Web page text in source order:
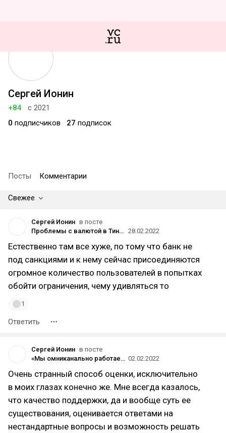
Сергей Ионин
+84
с 2021
0 подписчиков 27 подписок
Посты Комментарии
Свежее
Сергей Ионин в посте
Проблемы с валютой в Тинькофф несравнимо серьезней, чем в других банках 28.02.2022
Естественно там все хуже, по тому что банк не
под санкциями и к нему сейчас присоединяются
огромное количество пользователей в попытках
обойти ограничения, чему удивляться то
1
Ответить
Сергей Ионин в посте
«Мы омниканально работаем с вопросами клиентов» — говорят интернет-магазины 02.02.2022
Очень странный способ оценки, исключительно
в моих глазах конечно же. Мне всегда казалось,
что качество поддержки, да и вообще суть ее
существования, оценивается ответами на
нестандартные вопросы и возможность решать